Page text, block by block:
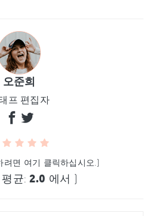
오준희
프 편집자
려면 여기 클릭하십시오.)
평균:2.0 에서 )